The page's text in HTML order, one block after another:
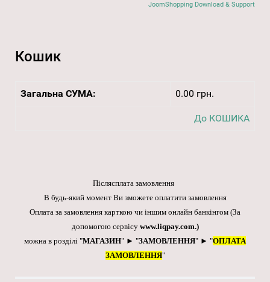
JoomShopping Download & Support
Кошик
Загальна СУМА: 0.00 грн.
До КОШИКА
Післясплата замовлення
В будь-який момент Ви зможете оплатити замовлення
Оплата за замовлення карткою чи іншим онлайн банкінгом (За
допомогою сервісу www.liqpay.com.)
можна в розділі "МАГАЗИН" ► "ЗАМОВЛЕННЯ" ► "ОПЛАТА
ЗАМОВЛЕННЯ"